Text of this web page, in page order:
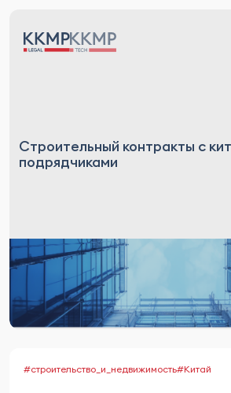
Строительный контракты с
подрядчиками
#строительство_и_недвижимость#Китай